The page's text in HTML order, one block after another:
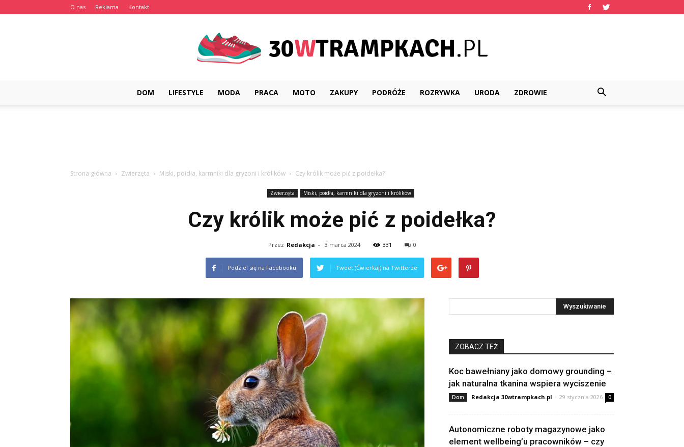
O nas Reklama Kontakt
30wtrampkach.pl
DOM LIFESTYLE MODA PRACA MOTO ZAKUPY PODRÓŻE ROZRYWKA URODA ZDROWIE
Strona główna Zwierzęta Miski, poidła, karmniki dla gryzoni i królików Czy królik może pić z poidełka?
Zwierzęta Miski, poidła, karmniki dla gryzoni i królików
Czy królik może pić z poidełka?
Przez Redakcja - 3 marca 2024 331 0
Podziel się na Facebooku Tweet (Ćwierkaj) na Twitterze
ZOBACZ TEŻ
Koc bawełniany jako domowy grounding –
jak naturalna tkanina wspiera wyciszenie
Dom Redakcja 30wtrampkach.pl - 29 stycznia 2026 0
Autonomiczne roboty magazynowe jako
element wellbeing’u pracowników – czy